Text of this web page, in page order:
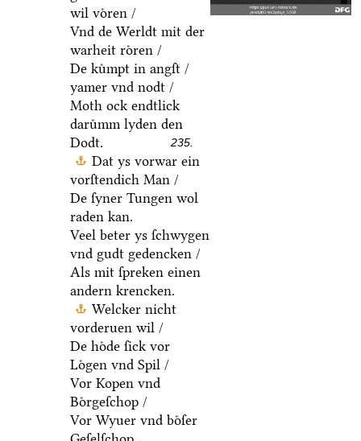
wil voͤren /
Vnd de Werldt mit der
warheit roͤren /
De kuͤmpt in angſt /
yamer vnd nodt /
Moth ock endtlick
daruͤmm lyden den
Dodt.
235.
Dat ys vorwar ein
vorſtendich Man /
De ſyner Tungen wol
raden kan.
Veel beter ys ſchwygen
vnd gudt gedencken /
Als mit ſpreken einen
andern krencken.
Welcker nicht
vorderuen wil /
De hoͤde ſick vor
Loͤgen vnd Spil /
Vor Kopen vnd
Boͤrgeſchop /
Vor Wyuer vnd boͤſer